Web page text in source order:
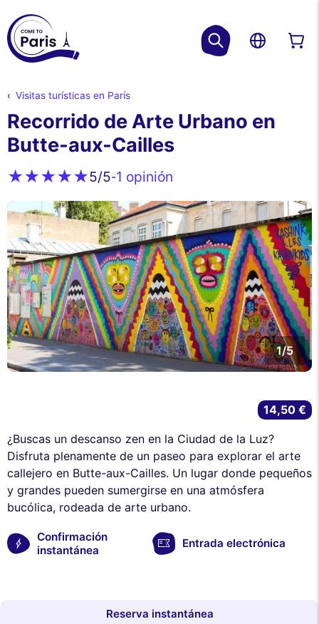
Visitas turísticas en París
Recorrido de Arte Urbano en
Butte-aux-Cailles
5/5-1 opinión
1/5
¿Buscas un descanso zen en la Ciudad de la Luz?
Disfruta plenamente de un paseo para explorar el arte
callejero en Butte-aux-Cailles. Un lugar donde pequeños
y grandes pueden sumergirse en una atmósfera
bucólica, rodeada de arte urbano.
Confirmación
instantánea
Entrada electrónica
14,50 €
Reserva instantánea